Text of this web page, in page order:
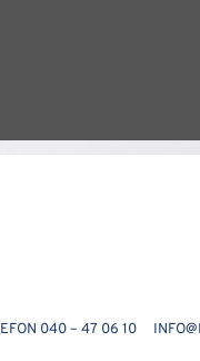
040 – 47 06 10